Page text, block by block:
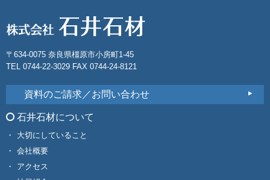
〒634-0075 奈良県橿原市小房町1-45
TEL 0744-22-3029 FAX 0744-24-8121
資料のご請求／お問い合わせ
石井石材について
大切にしていること
会社概要
アクセス